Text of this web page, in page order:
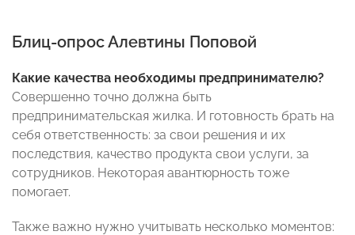
Блиц-опрос Алевтины Поповой
Какие качества необходимы предпринимателю?
Совершенно точно должна быть
предпринимательская жилка. И готовность брать на
себя ответственность: за свои решения и их
последствия, качество продукта свои услуги, за
сотрудников. Некоторая авантюрность тоже
помогает.
Также важно нужно учитывать несколько моментов: